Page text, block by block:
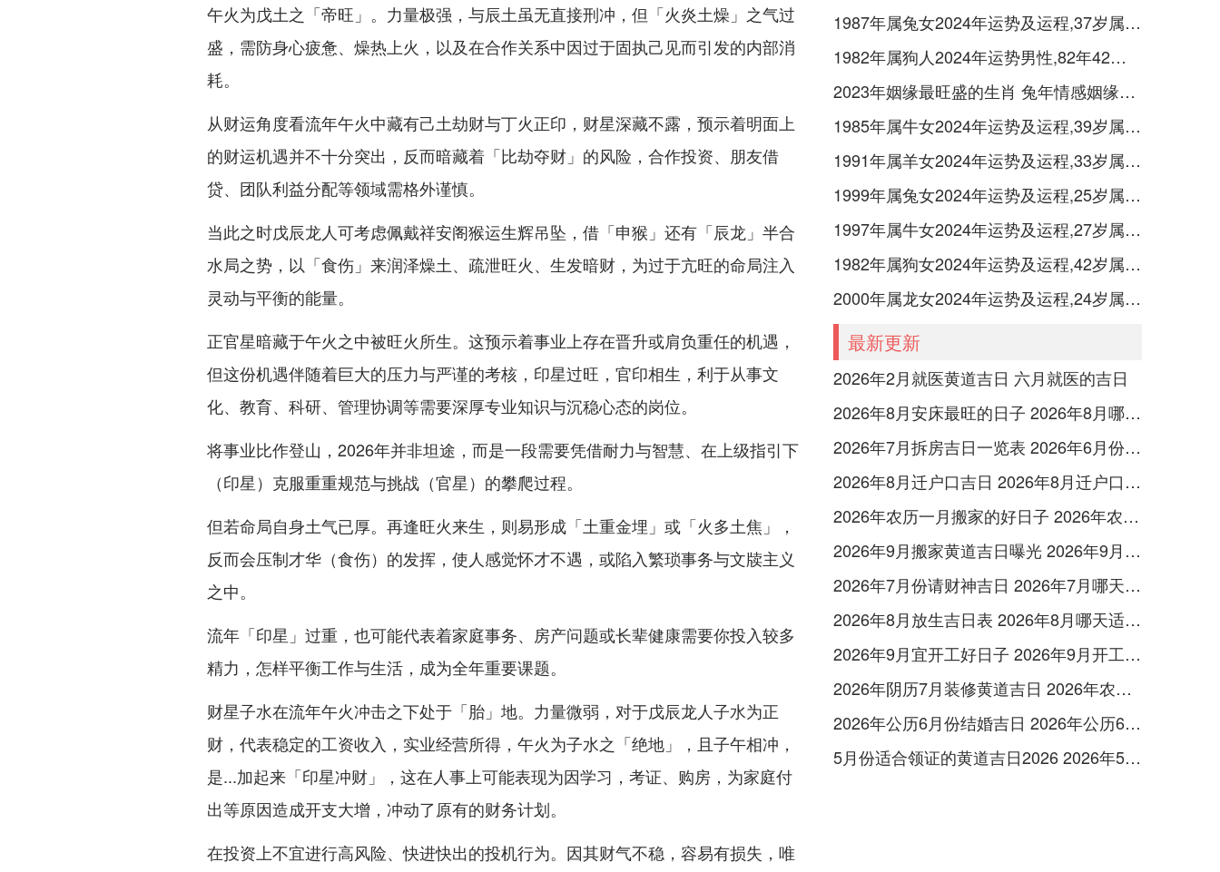
午火为戊土之「帝旺」。力量极强，与辰土虽无直接刑冲，但「火炎土燥」之气过
盛，需防身心疲惫、燥热上火，以及在合作关系中因过于固执己见而引发的内部消
耗。
从财运角度看流年午火中藏有己土劫财与丁火正印，财星深藏不露，预示着明面上
的财运机遇并不十分突出，反而暗藏着「比劫夺财」的风险，合作投资、朋友借
贷、团队利益分配等领域需格外谨慎。
当此之时戊辰龙人可考虑佩戴祥安阁猴运生辉吊坠，借「申猴」还有「辰龙」半合
水局之势，以「食伤」来润泽燥土、疏泄旺火、生发暗财，为过于亢旺的命局注入
灵动与平衡的能量。
正官星暗藏于午火之中被旺火所生。这预示着事业上存在晋升或肩负重任的机遇，
但这份机遇伴随着巨大的压力与严谨的考核，印星过旺，官印相生，利于从事文
化、教育、科研、管理协调等需要深厚专业知识与沉稳心态的岗位。
将事业比作登山，2026年并非坦途，而是一段需要凭借耐力与智慧、在上级指引下
（印星）克服重重规范与挑战（官星）的攀爬过程。
但若命局自身土气已厚。再逢旺火来生，则易形成「土重金埋」或「火多土焦」，
反而会压制才华（食伤）的发挥，使人感觉怀才不遇，或陷入繁琐事务与文牍主义
之中。
流年「印星」过重，也可能代表着家庭事务、房产问题或长辈健康需要你投入较多
精力，怎样平衡工作与生活，成为全年重要课题。
财星子水在流年午火冲击之下处于「胎」地。力量微弱，对于戊辰龙人子水为正
财，代表稳定的工资收入，实业经营所得，午火为子水之「绝地」，且子午相冲，
是...加起来「印星冲财」，这在人事上可能表现为因学习，考证、购房，为家庭付
出等原因造成开支大增，冲动了原有的财务计划。
在投资上不宜进行高风险、快进快出的投机行为。因其财气不稳，容易有损失，唯
1987年属兔女2024年运势及运程,37岁属兔人2024全年每月运势女性如何
1982年属狗人2024年运势男性,82年42岁属狗男2024年每月运程怎么样
2023年姻缘最旺盛的生肖 兔年情感姻缘运比较旺的属相
1985年属牛女2024年运势及运程,39岁属牛人2024全年每月运势女性如何
1991年属羊女2024年运势及运程,33岁属羊人2024全年每月运势女性如何
1999年属兔女2024年运势及运程,25岁属兔人2024全年每月运势女性如何
1997年属牛女2024年运势及运程,27岁属牛人2024全年每月运势女性如何
1982年属狗女2024年运势及运程,42岁属狗人2024全年每月运势女性如何
2000年属龙女2024年运势及运程,24岁属龙人2024全年每月运势女性如何
最新更新
2026年2月就医黄道吉日 六月就医的吉日
2026年8月安床最旺的日子 2026年8月哪一天适合安床
2026年7月拆房吉日一览表 2026年6月份拆房吉日
2026年8月迁户口吉日 2026年8月迁户口日子
2026年农历一月搬家的好日子 2026年农历6月16日搬家吉日
2026年9月搬家黄道吉日曝光 2026年9月搬家黄道吉日查询
2026年7月份请财神吉日 2026年7月哪天适合请财神
2026年8月放生吉日表 2026年8月哪天适合放生
2026年9月宜开工好日子 2026年9月开工黄道吉日查询
2026年阴历7月装修黄道吉日 2026年农历七月哪天装修吉日
2026年公历6月份结婚吉日 2026年公历6月哪天办升学宴好
5月份适合领证的黄道吉日2026 2026年5月份适合领证的吉日